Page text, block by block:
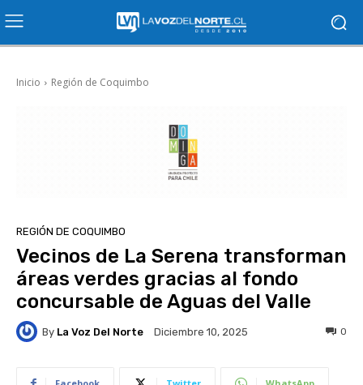
Inicio Región de Coquimbo
REGIÓN DE COQUIMBO
Vecinos de La Serena transforman
áreas verdes gracias al fondo
concursable de Aguas del Valle
By La Voz Del Norte Diciembre 10, 2025 0